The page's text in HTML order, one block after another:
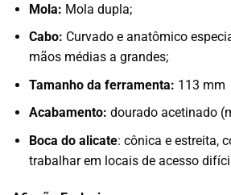
Mola: Mola dupla;
Cabo: Curvado e anatômico
mãos médias a grandes;
Tamanho da ferramenta: 113 mm
Acabamento: dourado acetinado
Boca do alicate: cônica e estreita,
trabalhar em locais de acesso